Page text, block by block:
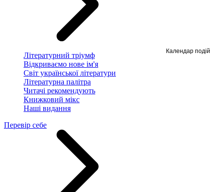
Літературний тріумф
Відкриваємо нове ім'я
Світ української літератури
Літературна палітра
Читачі рекомендують
Книжковий мікс
Наші видання
Перевір себе
Календар подій